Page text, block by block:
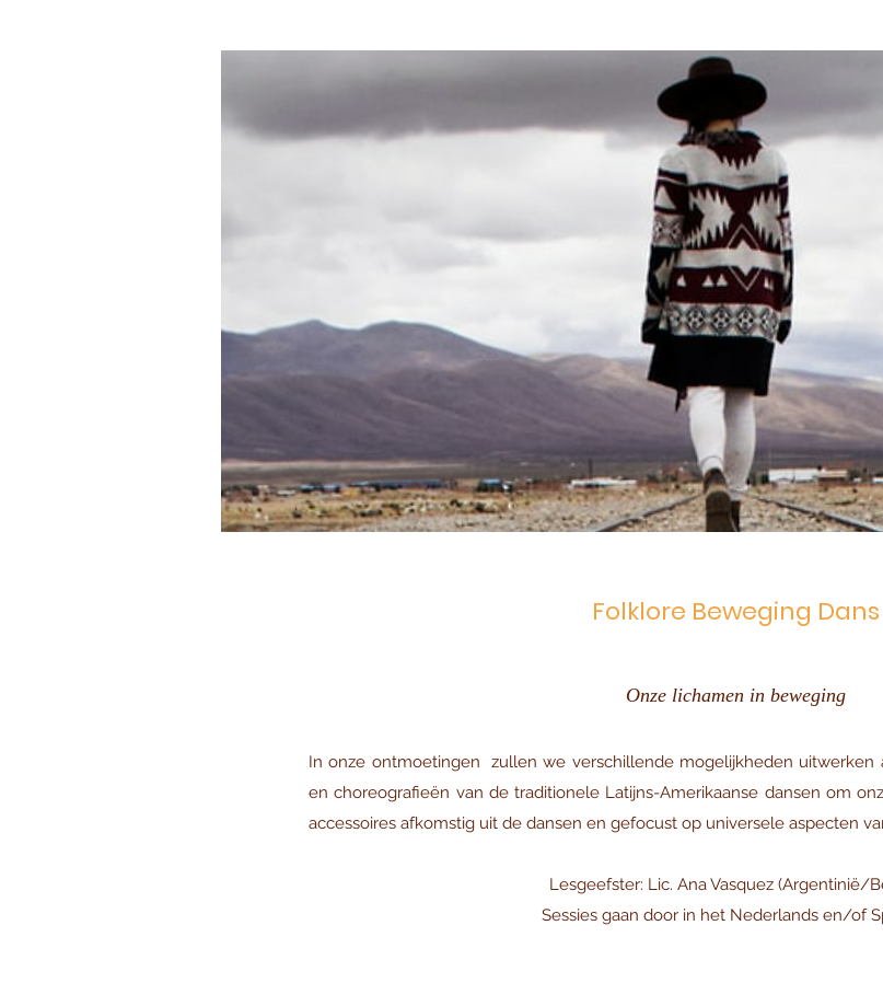
Folklore Beweging Dans
Onze lichamen in beweging
In onze ontmoetingen zullen we verschillende mogelijkheden uitwerken
en choreografieën van de traditionele Latijns-Amerikaanse dansen om
accessoires afkomstig uit de dansen en gefocust op universele aspecten
Lesgeefster: Lic. Ana Vasquez (Argentinië/
Sessies gaan door in het Nederlands en/of